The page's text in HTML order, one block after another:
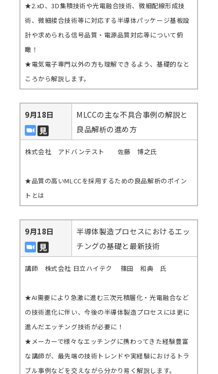
★2.xD、3D集積技術や光電融合技術、微細配線形成技
術、微細接合技術等に対応する半導体パッケージ基板設
計や求められる信号品質・電源品質対応等について俯
瞰！
★電気電子専門以外の方も理解できるよう、基礎的なと
ころから解説します。
9月18日
MLCCの主な不具合事例の解説と
良品解析の進め方
株式会社 アドバンテスト 佐藤 博之氏
★品質の高いMLCCを採用するための良品解析のポイン
トとは
9月18日
半導体製造プロセスにおけるエッ
チングの基礎と最新技術
講師 株式会社 日立ハイテク 篠田 和典 氏
★AI需要により急激に進む三次元積層化・光電融合など
の技術進化に伴い、今後の半導体製造プロセスには更に
進んだエッチング技術が必要に！
★メーカーで様々なエッチングに携わってきた経験豊富
な講師が、最先端の技術トレンドや実経験におけるトラ
ブル事例などを交えながら分かり易く解説します。